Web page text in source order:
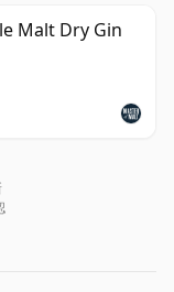
Malt Dry Gin